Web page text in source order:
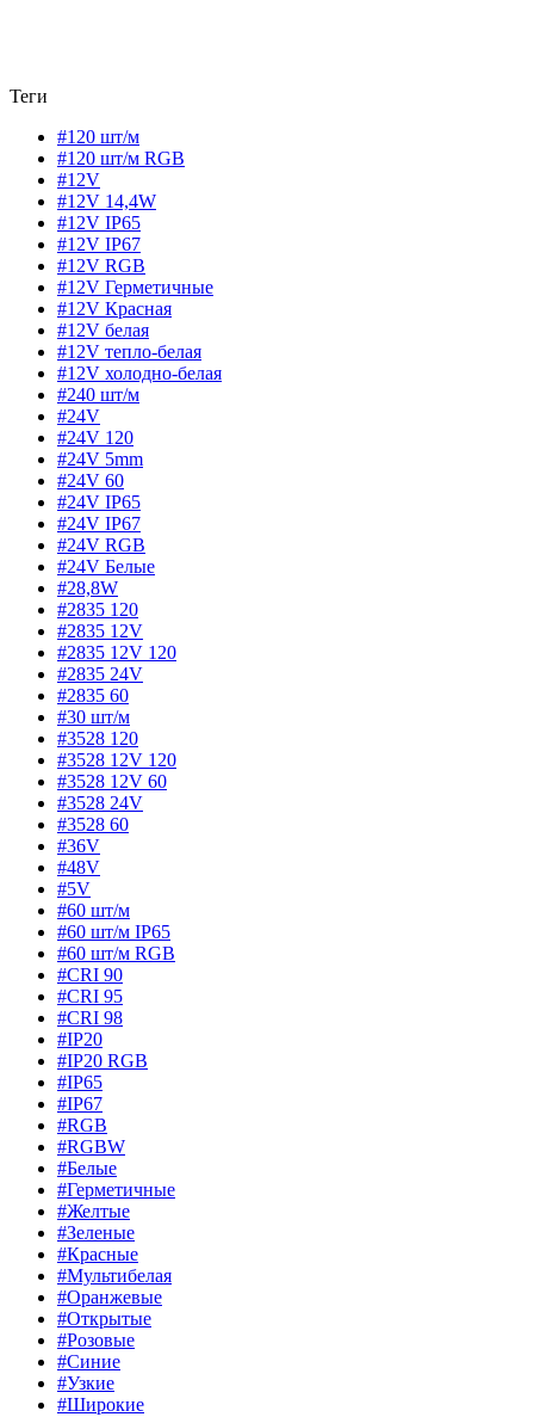
Теги
#120 шт/м
#120 шт/м RGB
#12V
#12V 14,4W
#12V IP65
#12V IP67
#12V RGB
#12V Герметичные
#12V Красная
#12V белая
#12V тепло-белая
#12V холодно-белая
#240 шт/м
#24V
#24V 120
#24V 5mm
#24V 60
#24V IP65
#24V IP67
#24V RGB
#24V Белые
#28,8W
#2835 120
#2835 12V
#2835 12V 120
#2835 24V
#2835 60
#30 шт/м
#3528 120
#3528 12V 120
#3528 12V 60
#3528 24V
#3528 60
#36V
#48V
#5V
#60 шт/м
#60 шт/м IP65
#60 шт/м RGB
#CRI 90
#CRI 95
#CRI 98
#IP20
#IP20 RGB
#IP65
#IP67
#RGB
#RGBW
#Белые
#Герметичные
#Желтые
#Зеленые
#Красные
#Мультибелая
#Оранжевые
#Открытые
#Розовые
#Синие
#Узкие
#Широкие